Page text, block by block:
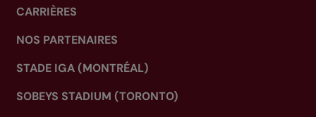
CARRIÈRES
NOS PARTENAIRES
STADE IGA (MONTRÉAL)
SOBEYS STADIUM (TORONTO)